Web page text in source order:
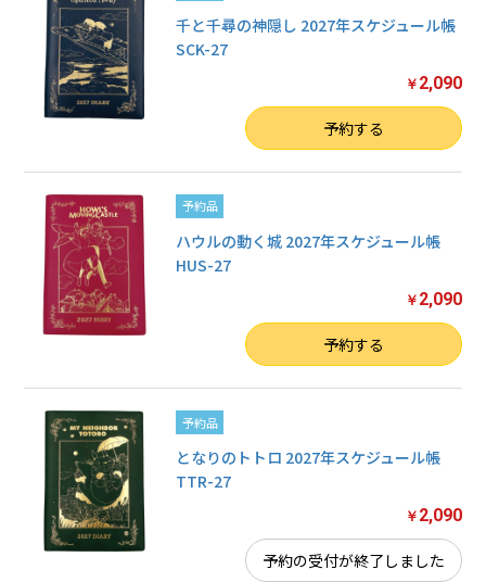
千と千尋の神隠し 2027年スケジュール帳
SCK-27
￥ 2,090
予約する
予約品
ハウルの動く城 2027年スケジュール帳
HUS-27
￥ 2,090
予約する
予約品
となりのトトロ 2027年スケジュール帳
TTR-27
￥ 2,090
予約の受付が終了しました